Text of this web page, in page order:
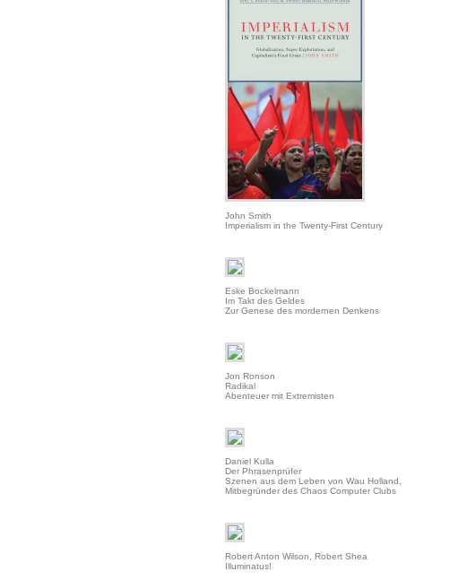
John Smith
Imperialism in the Twenty-First Century
Eske Bockelmann
Im Takt des Geldes
Zur Genese des mordernen Denkens
Jon Ronson
Radikal
Abenteuer mit Extremisten
Daniel Kulla
Der Phrasenprüfer
Szenen aus dem Leben von Wau Holland,
Mitbegründer des Chaos Computer Clubs
Robert Anton Wilson, Robert Shea
Illuminatus!